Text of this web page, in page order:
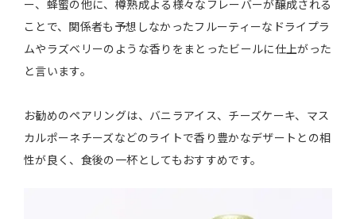
ー、蜂蜜の他に、樽熟成よる様々なフレーバーが醸成される
ことで、関係者も予想しなかったフルーティーなドライプラ
ムやラズベリーのような⾹りをまとったビールに仕上がった
と言います。
お勧めのペアリングは、バニラアイス、チーズケーキ、マス
カルポーネチーズなどのライトで⾹り豊かなデザートとの相
性が良く、⾷後の⼀杯としてもおすすめです。